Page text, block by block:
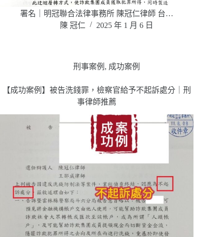
署名｜明冠聯合法律事務所 陳冠仁律師 台…
陳 冠仁
2025 年 1 月 6 日
刑事案例 , 成功案例
【成功案例】被告洗錢罪，檢察官給予不起訴處分｜刑
事律師推薦